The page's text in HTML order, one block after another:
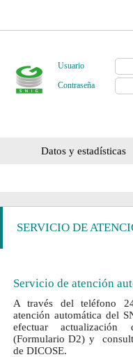
Usuario
Contraseña
Datos y estadísticas
SERVICIO DE
Servicio de atención
A través del teléfono
atención automática del
efectuar
(Formulario D2) y
de DICOSE.